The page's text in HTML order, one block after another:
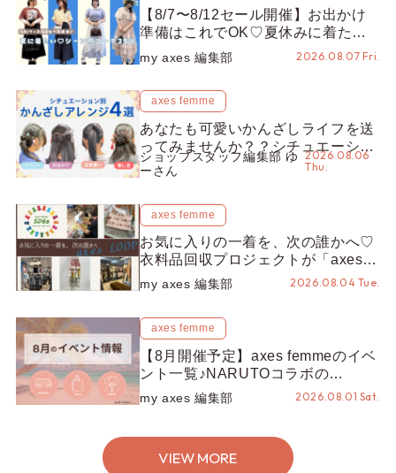
【8/7〜8/12セール開催】お出かけ
準備はこれでOK♡夏休みに着たい
コーデ25選をシーン別に徹底解説！
my axes 編集部 2026.08.07 Fri.
axes femme
あなたも可愛いかんざしライフを送
ってみませんか？？シチュエーショ
ン別“かんざし”のオススメ【ショッ
プスタッフ編集部】
ショップスタッフ編集部 ゆ
ーさん
2026.08.06
Thu.
axes femme
お気に入りの一着を、次の誰かへ♡
衣料品回収プロジェクトが「axes
LOOP」にアップデート！活用する
とポイントが手に入る◎
my axes 編集部 2026.08.04 Tue.
axes femme
【8月開催予定】axes femmeのイベ
ント一覧♪NARUTOコラボの
REZEN POPUPから、プチYour
Stage.、ティーパーティまで！8月
my axes 編集部 2026.08.01 Sat.
VIEW MORE